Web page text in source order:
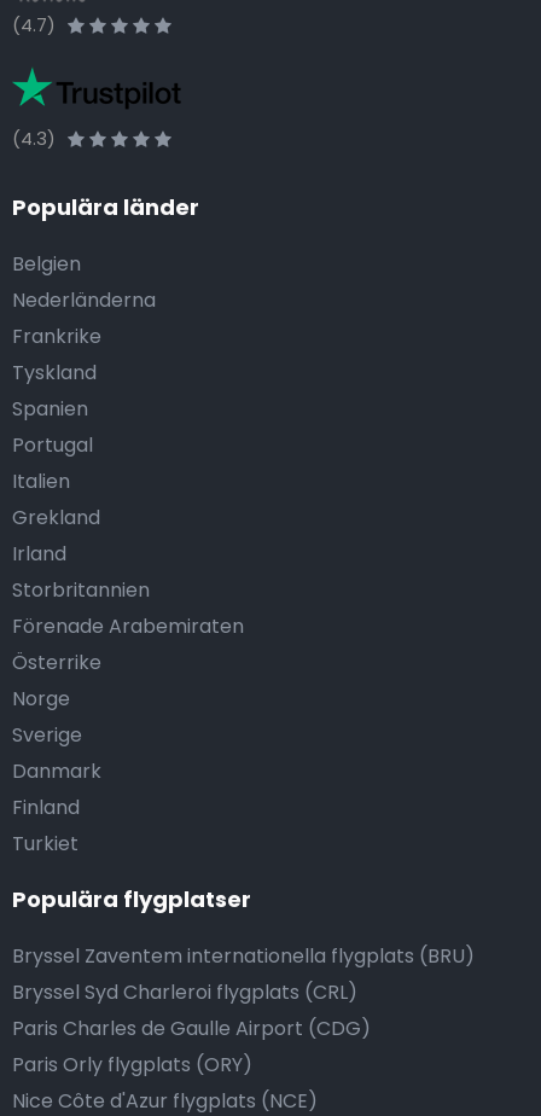
(4.7)
(4.3)
Populära länder
Belgien
Nederländerna
Frankrike
Tyskland
Spanien
Portugal
Italien
Grekland
Irland
Storbritannien
Förenade Arabemiraten
Österrike
Norge
Sverige
Danmark
Finland
Turkiet
Populära flygplatser
Bryssel Zaventem internationella flygplats (BRU)
Bryssel Syd Charleroi flygplats (CRL)
Paris Charles de Gaulle Airport (CDG)
Paris Orly flygplats (ORY)
Nice Côte d'Azur flygplats (NCE)